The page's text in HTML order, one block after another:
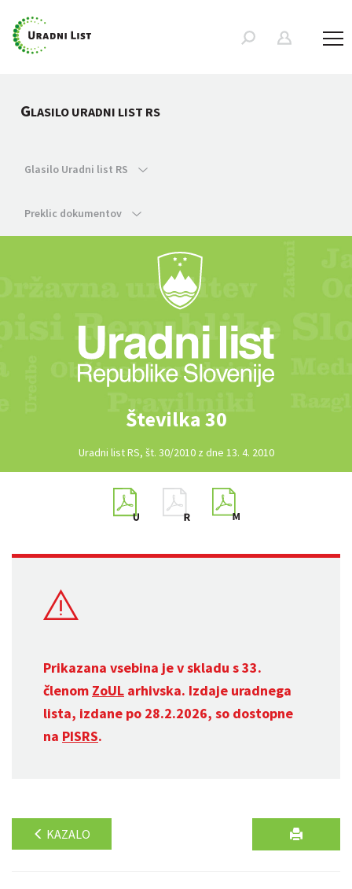
GLASILO URADNI LIST RS
Glasilo Uradni list RS
Preklic dokumentov
Številka 30
Uradni list RS, št. 30/2010 z dne 13. 4. 2010
Prikazana vsebina je v skladu s 33.
členom ZoUL arhivska. Izdaje uradnega
lista, izdane po 28.2.2026, so dostopne
na PISRS.
KAZALO